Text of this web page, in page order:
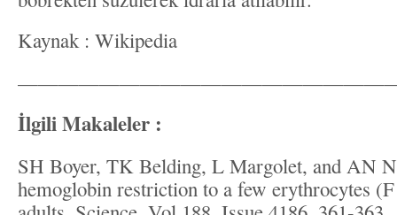
Kaynak : Wikipedia
İlgili Makaleler :
SH Boyer, TK Belding, L Margolet, and AN
hemoglobin restriction to a few erythrocytes